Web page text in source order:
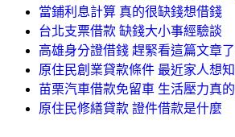
當鋪利息計算 真的很缺錢想借錢
台北支票借款 缺錢大小事經驗談
高雄身分證借錢 趕緊看這篇文章
原住民創業貸款條件 最近家人想
苗栗汽車借款免留車 生活壓力真
原住民修繕貸款 證件借款是什麼